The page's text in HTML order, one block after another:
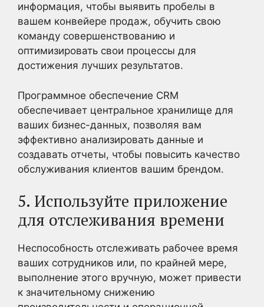
информация, чтобы выявить пробелы в
вашем конвейере продаж, обучить свою
команду совершенствованию и
оптимизировать свои процессы для
достижения лучших результатов.
Программное обеспечение CRM
обеспечивает центральное хранилище для
ваших бизнес-данных, позволяя вам
эффективно анализировать данные и
создавать отчеты, чтобы повысить качество
обслуживания клиентов вашим брендом.
5. Используйте приложение
для отслеживания времени
Неспособность отслеживать рабочее время
ваших сотрудников или, по крайней мере,
выполнение этого вручную, может привести
к значительному снижению